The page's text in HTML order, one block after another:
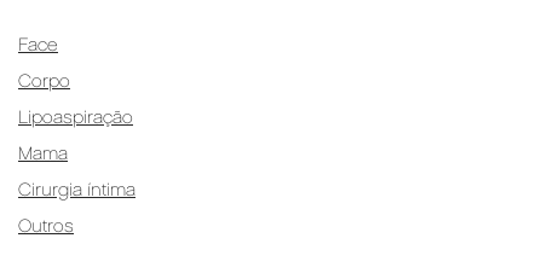
Face
Corpo
Lipoaspiração
Mama
Cirurgia íntima
Outros